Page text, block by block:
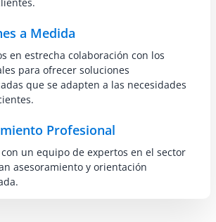
a Medida
en estrecha colaboración con los
para ofrecer soluciones
que se adapten a las necesidades
Profesional
un equipo de expertos en el sector
asesoramiento y orientación